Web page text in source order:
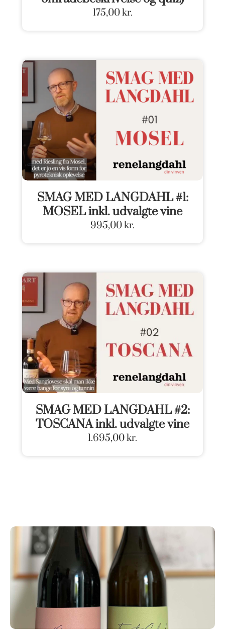
175,00kr.
SMAG MED LANGDAHL #1:
MOSEL inkl. udvalgte vine
995,00kr.
SMAG MED LANGDAHL #2:
TOSCANA inkl. udvalgte vine
1.695,00kr.